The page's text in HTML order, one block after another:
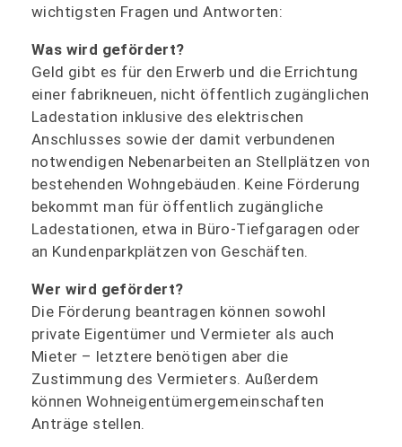
wichtigsten Fragen und Antworten:
Was wird gefördert?
Geld gibt es für den Erwerb und die Errichtung
einer fabrikneuen, nicht öffentlich zugänglichen
Ladestation inklusive des elektrischen
Anschlusses sowie der damit verbundenen
notwendigen Nebenarbeiten an Stellplätzen von
bestehenden Wohngebäuden. Keine Förderung
bekommt man für öffentlich zugängliche
Ladestationen, etwa in Büro-Tiefgaragen oder
an Kundenparkplätzen von Geschäften.
Wer wird gefördert?
Die Förderung beantragen können sowohl
private Eigentümer und Vermieter als auch
Mieter – letztere benötigen aber die
Zustimmung des Vermieters. Außerdem
können Wohneigentümergemeinschaften
Anträge stellen.